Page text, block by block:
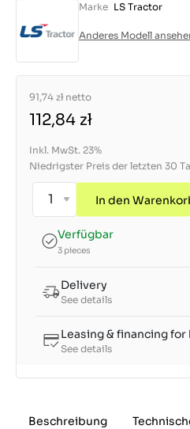
Marke LS Tractor
Anderes Modell
91,74 zł netto
112,84 zł
Inkl. MwSt. 23%
Niedrigster Preis der letzten 30
In den
Verfügbar
3 pieces
Delivery
See details
Leasing & financing
See details
Beschreibung